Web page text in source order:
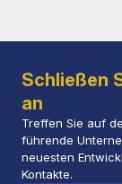
Schließen
an
Treffen Sie auf
führende
neuesten
Kontakte.